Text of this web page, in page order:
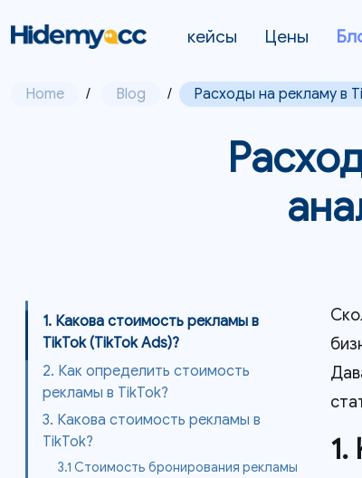
кейсы Цены
Home / Blog / Расходы на рекламу в
1. Какова стоимость рекламы в
TikTok (TikTok Ads)?
2. Как определить стоимость
рекламы в TikTok?
3. Какова стоимость рекламы в
TikTok?
3.1 Стоимость бронирования рекламы
1.